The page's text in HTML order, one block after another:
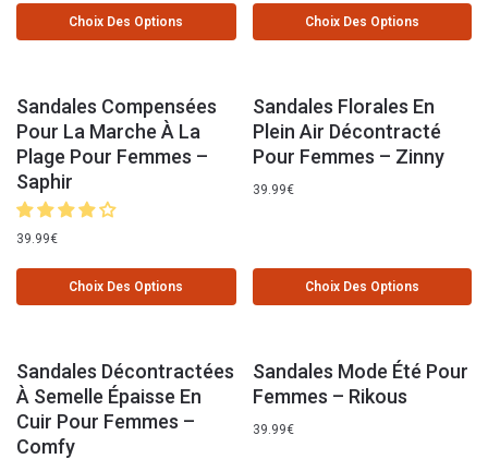
Choix Des Options Choix Des Options
Sandales Compensées
Pour La Marche À La
Plage Pour Femmes –
Saphir
39.99€
Choix Des Options
Sandales Florales En
Plein Air Décontracté
Pour Femmes – Zinny
39.99€
Choix Des Options
Sandales Décontractées
À Semelle Épaisse En
Cuir Pour Femmes –
Comfy
Sandales Mode Été Pour
Femmes – Rikous
39.99€